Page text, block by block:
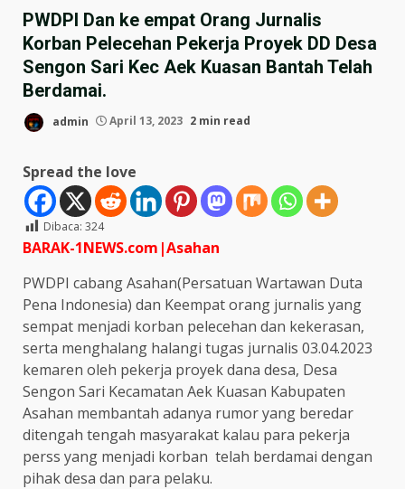
PWDPI Dan ke empat Orang Jurnalis
Korban Pelecehan Pekerja Proyek DD Desa
Sengon Sari Kec Aek Kuasan Bantah Telah
Berdamai.
admin April 13, 2023 2 min read
Spread the love
Dibaca: 324
BARAK-1NEWS.com|Asahan
PWDPI cabang Asahan(Persatuan Wartawan Duta
Pena Indonesia) dan Keempat orang jurnalis yang
sempat menjadi korban pelecehan dan kekerasan,
serta menghalang halangi tugas jurnalis 03.04.2023
kemaren oleh pekerja proyek dana desa, Desa
Sengon Sari Kecamatan Aek Kuasan Kabupaten
Asahan membantah adanya rumor yang beredar
ditengah tengah masyarakat kalau para pekerja
perss yang menjadi korban telah berdamai dengan
pihak desa dan para pelaku.